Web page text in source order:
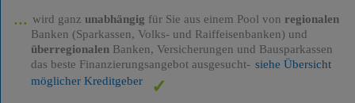
wird ganz unabhängig für Sie aus einem Pool von regionalen
Banken (Sparkassen, Volks- und Raiffeisenbanken) und
überregionalenBanken, Versicherungen und Bausparkassen
das beste Finanzierungsangebot ausgesucht- siehe Übersicht
möglicher Kreditgeber